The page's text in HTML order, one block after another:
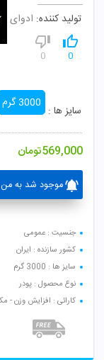
تولید کننده: ادوای
0
0
سایز ها : 3000 گرم
569,000تومان
موجود شد به من
جنسیت : عمومی
کشور سازنده : ایران
سایز ها : 3000 گرم
نوع محصول : پودر
کارائی : افزایش وزن -